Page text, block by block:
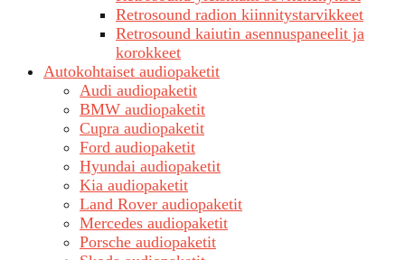
Retrosound radion kiinnitystarvikkeet
Retrosound kaiutin asennuspaneelit ja
korokkeet
Autokohtaiset audiopaketit
Audi audiopaketit
BMW audiopaketit
Cupra audiopaketit
Ford audiopaketit
Hyundai audiopaketit
Kia audiopaketit
Land Rover audiopaketit
Mercedes audiopaketit
Porsche audiopaketit